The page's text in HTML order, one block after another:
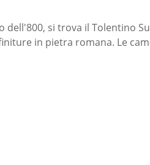
si trova il Tolentino
in pietra romana. Le